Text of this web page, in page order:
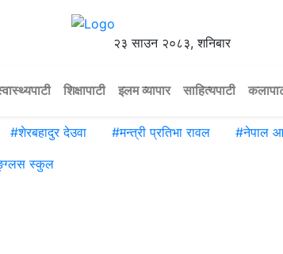
२३ साउन २०८३, शनिबार
शिक्षापाटी इलम व्यापार साहित्यपाटी
#शेरबहादुर देउवा #मन्त्री प्रतिभा रावल #नेपाल
स्कुल